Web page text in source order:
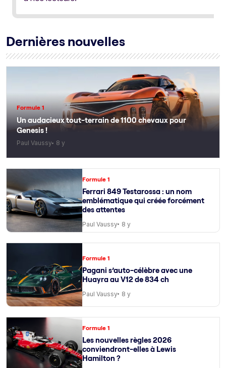
Dernières nouvelles
Formule 1
Un audacieux tout-terrain de 1100 chevaux pour
Genesis !
Paul Vaussy 8 y
Formule 1
Ferrari 849 Testarossa : un nom
emblématique qui créée forcément
des attentes
Paul Vaussy 8 y
Formule 1
Pagani s’auto-célèbre avec une
Huayra au V12 de 834 ch
Paul Vaussy 8 y
Formule 1
Les nouvelles règles 2026
conviendront-elles à Lewis
Hamilton ?